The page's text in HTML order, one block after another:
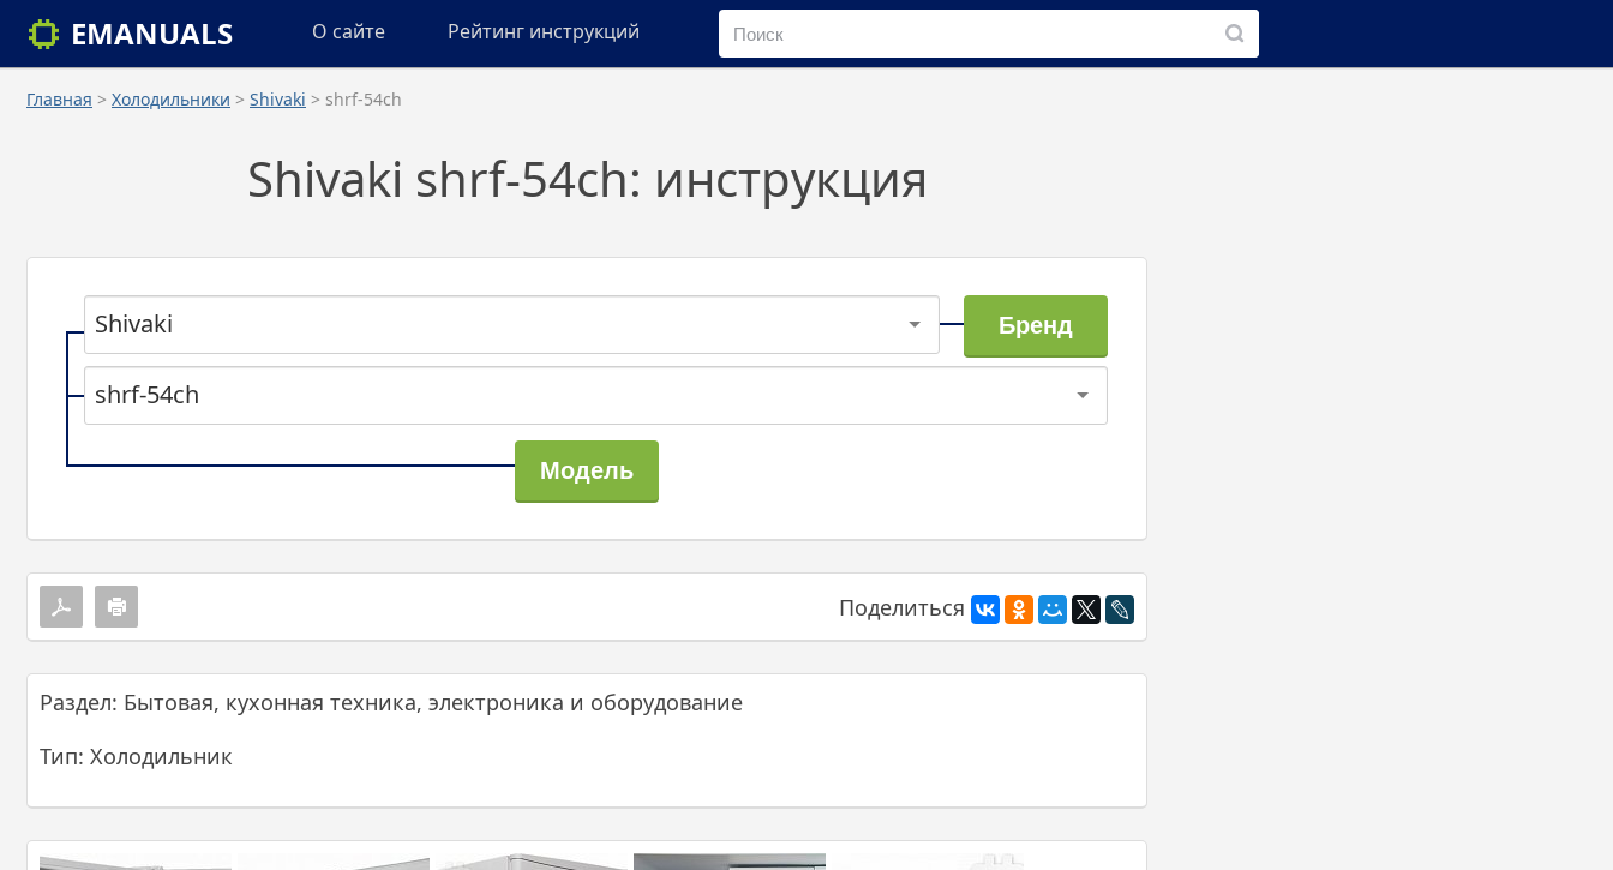
EMANUALS О сайте Рейтинг инструкций
Главная > Холодильники > Shivaki > shrf-54ch
Shivaki shrf-54ch: инструкция
Shivaki
shrf-54ch
Поделиться
Раздел: Бытовая, кухонная техника, электроника и оборудование
Тип: Холодильник